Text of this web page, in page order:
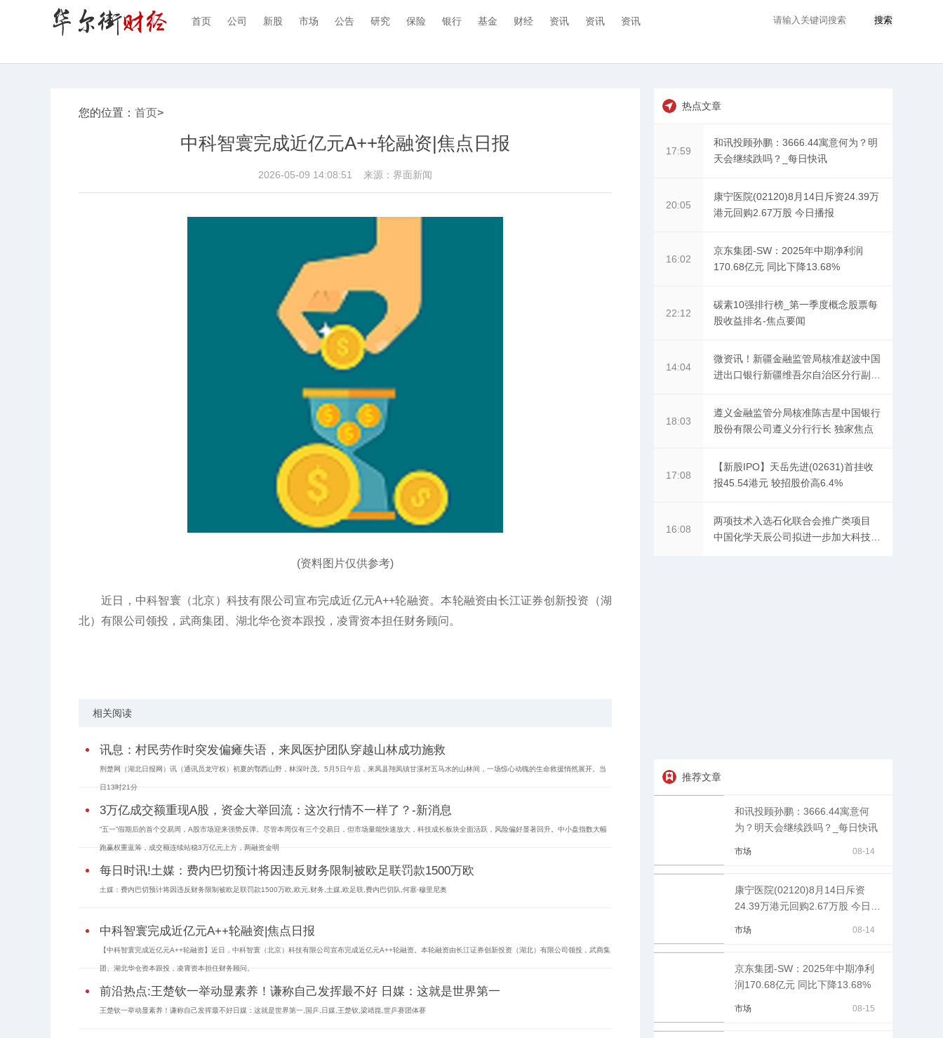
首页 公司 新股 市场 公告 研究 保险 银行 基金 财经 资讯 资讯 资讯 搜索
您的位置： 首页>
中科智寰完成近亿元A++轮融资|焦点日报
2026-05-09 14:08:51 来源：界面新闻
(资料图片仅供参考)
近日，中科智寰（北京）科技有限公司宣布完成近亿元A++轮融资。本轮融资由长江证券创新投资（湖
北）有限公司领投，武商集团、湖北华仓资本跟投，凌霄资本担任财务顾问。
相关阅读
讯息：村民劳作时突发偏瘫失语，来凤医护团队穿越山林成功施救
荆楚网（湖北日报网）讯（通讯员龙守权）初夏的鄂西山野，林深叶茂。5月5日午后，来凤县翔凤镇甘溪村五马水的山林间，一场惊心动魄的生命救援悄然展开。当
日13时21分
3万亿成交额重现A股，资金大举回流：这次行情不一样了？-新消息
“五一”假期后的首个交易周，A股市场迎来强势反弹。尽管本周仅有三个交易日，但市场量能快速放大，科技成长板块全面活跃，风险偏好显著回升。中小盘指数大幅
跑赢权重蓝筹，成交额连续站稳3万亿元上方，两融资金明
每日时讯!土媒：费内巴切预计将因违反财务限制被欧足联罚款1500万欧
土媒：费内巴切预计将因违反财务限制被欧足联罚款1500万欧,欧元,财务,土媒,欧足联,费内巴切队,何塞·穆里尼奥
中科智寰完成近亿元A++轮融资|焦点日报
【中科智寰完成近亿元A++轮融资】近日，中科智寰（北京）科技有限公司宣布完成近亿元A++轮融资。本轮融资由长江证券创新投资（湖北）有限公司领投，武商集
团、湖北华仓资本跟投，凌霄资本担任财务顾问。
前沿热点:王楚钦一举动显素养！谦称自己发挥最不好 日媒：这就是世界第一
王楚钦一举动显素养！谦称自己发挥最不好日媒：这就是世界第一,国乒,日媒,王楚钦,梁靖崑,世乒赛团体赛
热点文章
17:59
和讯投顾孙鹏：3666.44寓意何为？明
天会继续跌吗？_每日快讯
20:05
康宁医院(02120)8月14日斥资24.39万
港元回购2.67万股 今日播报
16:02
京东集团-SW：2025年中期净利润
170.68亿元 同比下降13.68%
22:12
碳素10强排行榜_第一季度概念股票每
股收益排名-焦点要闻
14:04
微资讯！新疆金融监管局核准赵波中国
进出口银行新疆维吾尔自治区分行副行
18:03
遵义金融监管分局核准陈吉星中国银行
股份有限公司遵义分行行长 独家焦点
17:08
【新股IPO】天岳先进(02631)首挂收
报45.54港元 较招股价高6.4%
16:08
两项技术入选石化联合会推广类项目
中国化学天辰公司拟进一步加大科技成
推荐文章
和讯投顾孙鹏：3666.44寓意何
为？明天会继续跌吗？_每日快讯
市场 08-14
康宁医院(02120)8月14日斥资
24.39万港元回购2.67万股 今日播
市场 08-14
京东集团-SW：2025年中期净利
润170.68亿元 同比下降13.68%
市场 08-15